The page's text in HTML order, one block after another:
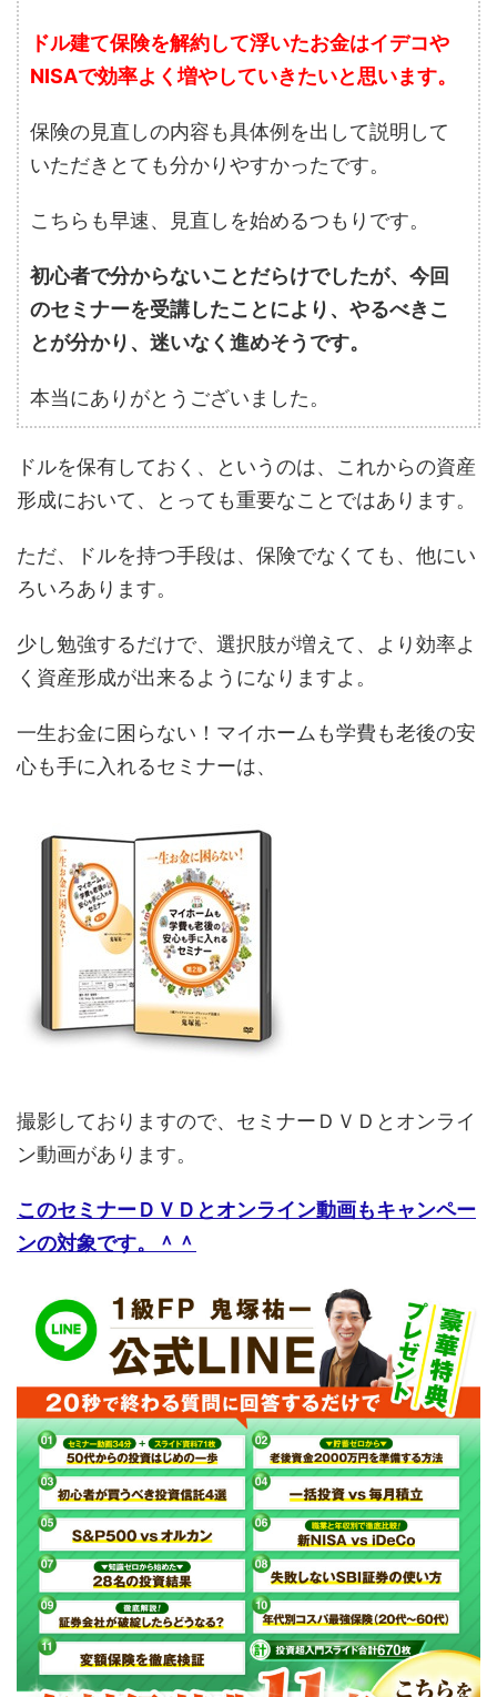
ドル建て保険を解約して浮いたお金はイデコや
NISAで効率よく増やしていきたいと思います。
保険の見直しの内容も具体例を出して説明して
いただきとても分かりやすかったです。
こちらも早速、見直しを始めるつもりです。
初心者で分からないことだらけでしたが、今回
のセミナーを受講したことにより、やるべきこ
とが分かり、迷いなく進めそうです。
本当にありがとうございました。
ドルを保有しておく、というのは、これからの資産
形成において、とっても重要なことではあります。
ただ、ドルを持つ手段は、保険でなくても、他にい
ろいろあります。
少し勉強するだけで、選択肢が増えて、より効率よ
く資産形成が出来るようになりますよ。
一生お金に困らない！マイホームも学費も老後の安
心も手に入れるセミナーは、
撮影しておりますので、セミナーＤＶＤとオンライ
ン動画があります。
このセミナーＤＶＤとオンライン動画もキャンペー
ンの対象です。＾＾